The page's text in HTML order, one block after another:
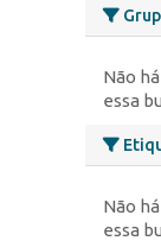
Não
essa
Não
essa